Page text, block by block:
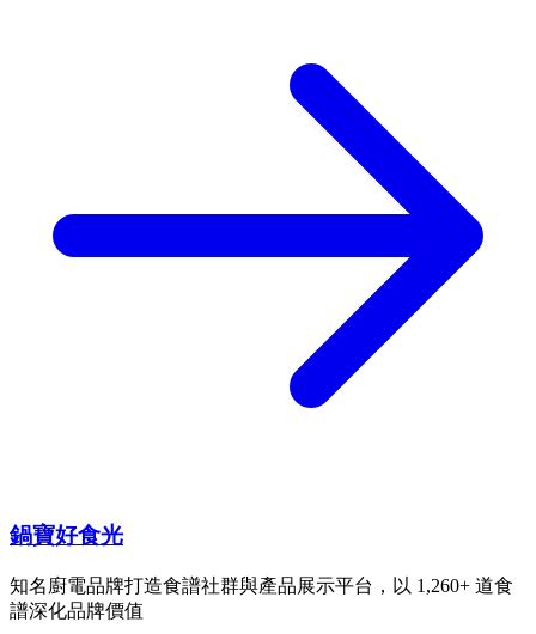
鍋寶好食光
知名廚電品牌打造食譜社群與產品展示平台，以 1,260+ 道食
譜深化品牌價值